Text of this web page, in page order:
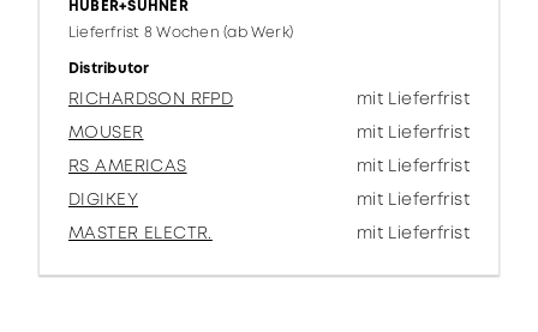
HUBER+SUHNER
Lieferfrist 8 Wochen (ab Werk)
Distributor
RICHARDSON RFPD
mit Lieferfrist
MOUSER
mit Lieferfrist
RS AMERICAS
mit Lieferfrist
DIGIKEY
mit Lieferfrist
MASTER ELECTR.
mit Lieferfrist